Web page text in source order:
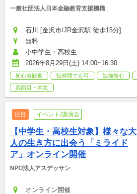
一般社団法人日本金融教育支援機構
石川 [金沢市/JR金沢駅 徒歩15分]
無料
小中学生・高校生
2026年8月29日(土) 14:00~16:30
初心者歓迎 短時間でも可 勉強熱心
真面目・本気
注目 イベント/講演会
【中学生・高校生対象】様々な大
人の生き方に出会う「ミライド
ア」オンライン開催
NPO法人アスデッサン
オンライン開催